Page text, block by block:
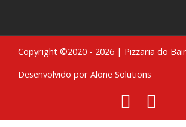
Copyright ©2020 - 2026 | Pizzaria do
Desenvolvido por Alone Solutions